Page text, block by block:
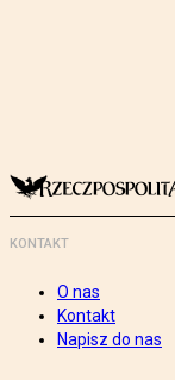
KONTAKT
O nas
Kontakt
Napisz do nas